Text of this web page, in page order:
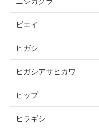
ビエイ
ヒガシ
ヒガシアサヒカワ
ピップ
ヒラギシ